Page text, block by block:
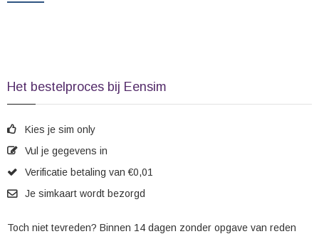
Het bestelproces bij Eensim
Kies je sim only
Vul je gegevens in
Verificatie betaling van €0,01
Je simkaart wordt bezorgd
Toch niet tevreden? Binnen 14 dagen zonder opgave van reden